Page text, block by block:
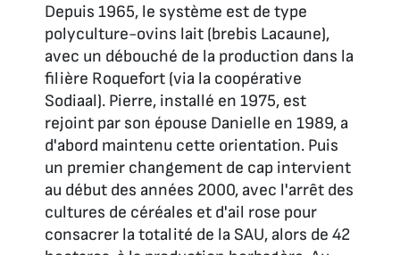
Depuis 1965, le système est de type
polyculture-ovins lait (brebis Lacaune),
avec un débouché de la production dans la
filière Roquefort (via la coopérative
Sodiaal). Pierre, installé en 1975, est
rejoint par son épouse Danielle en 1989, a
d'abord maintenu cette orientation. Puis
un premier changement de cap intervient
au début des années 2000, avec l'arrêt des
cultures de céréales et d'ail rose pour
consacrer la totalité de la SAU, alors de 42